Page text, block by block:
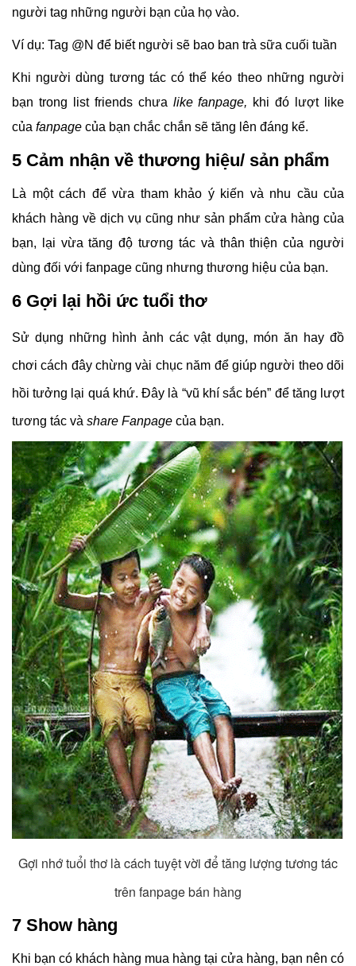
người tag những người bạn của họ vào.
Ví dụ: Tag @N để biết người sẽ bao ban trà sữa cuối tuần
Khi người dùng tương tác có thể kéo theo những người
bạn trong list friends chưa like fanpage, khi đó lượt like
của fanpage của bạn chắc chắn sẽ tăng lên đáng kể.
5 Cảm nhận về thương hiệu/ sản phẩm
Là một cách để vừa tham khảo ý kiến và nhu cầu của
khách hàng về dịch vụ cũng như sản phẩm cửa hàng của
bạn, lại vừa tăng độ tương tác và thân thiện của người
dùng đối với fanpage cũng nhưng thương hiệu của bạn.
6 Gợi lại hồi ức tuổi thơ
Sử dụng những hình ảnh các vật dụng, món ăn hay đồ
chơi cách đây chừng vài chục năm để giúp người theo dõi
hồi tưởng lại quá khứ. Đây là “vũ khí sắc bén” để tăng lượt
tương tác và share Fanpage của bạn.
Gợi nhớ tuổi thơ là cách tuyệt vời để tăng lượng tương tác
trên fanpage bán hàng
7 Show hàng
Khi bạn có khách hàng mua hàng tại cửa hàng, bạn nên có